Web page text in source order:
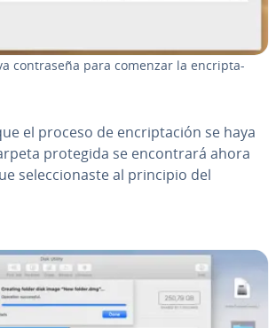
co­n­tra­se­ña para comenzar la en­cri­p­ta­
el proceso de en­cri­p­ta­ción se haya
protegida se en­co­n­tra­rá ahora
se­le­c­cio­na­s­te al principio del